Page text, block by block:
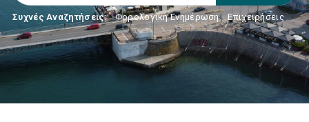
Συχνές Αναζητήσεις: Φορολογικη Ενημέρωση, Επιχειρήσεις